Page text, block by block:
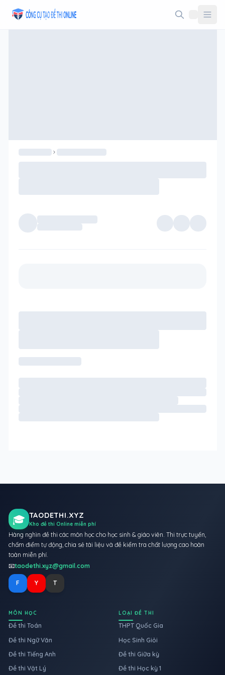
🎓 TAODETHI.XYZ
Kho đề thi Online miễn phí
Hàng nghìn đề thi các môn học cho học sinh & giáo viên. Thi trực tuyến,
chấm điểm tự động, chia sẻ tài liệu và đề kiểm tra chất lượng cao hoàn
toàn miễn phí.
📧taodethi.xyz@gmail.com
F Y T
MÔN HỌC
Đề thi Toán
Đề thi Ngữ Văn
Đề thi Tiếng Anh
Đề thi Vật Lý
LOẠI ĐỀ THI
THPT Quốc Gia
Học Sinh Giỏi
Đề thi Giữa kỳ
Đề thi Học kỳ 1